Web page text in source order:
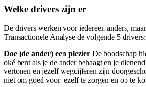
Welke drivers zijn er
De drivers werken voor iedereen anders,
Transactionele Analyse de volgende 5 drivers:
Doe (de ander) een plezier De boodschap
oké bent als je de ander behaagt en je
vertonen en jezelf wegcijferen zijn
niet om goed voor jezelf te zorgen en op te